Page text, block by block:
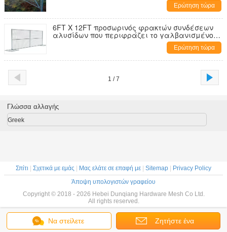
Ερώτηση τώρα
6FT X 12FT προσωρινός φρακτών συνδέσεων
αλυσίδων που περιφράζει το γαλβανισμένο
Ερώτηση τώρα
1 / 7
Να στείλετε Ζητήστε ένα
Γλώσσα αλλαγής
Greek
Σπίτι Σχετικά με εμάς Μας ελάτε σε επαφή με Sitemap
Privacy Policy
Άποψη υπολογιστών γραφείου
Copyright © 2018 - 2026 Hebei Dunqiang Hardware Mesh Co Ltd.
All rights reserved.